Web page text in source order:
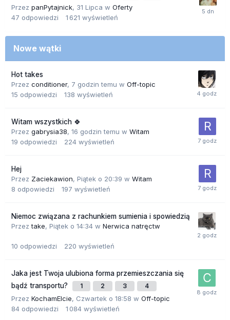
Przez panPytajnick, 31 Lipca w Oferty
47 odpowiedzi 1 621 wyświetleń
Nowe wątki
Hot takes
Przez conditioner, 7 godzin temu w Off-topic
15 odpowiedzi 138 wyświetleń
Witam wszystkich 🍀
Przez gabrysia38, 16 godzin temu w Witam
19 odpowiedzi 224 wyświetleń
Hej
Przez Zaciekawion, Piątek o 20:39 w Witam
8 odpowiedzi 197 wyświetleń
Niemoc związana z rachunkiem sumienia i spowiedzią
Przeztake, Piątek o 14:34 w Nerwica natręctw
10 odpowiedzi 220 wyświetleń
Jaka jest Twoja ulubiona forma przemieszczania się
bądź transportu?
1 2 3 4
Przez KochamElcie, Czwartek o 18:58 w Off-topic
84 odpowiedzi 1 084 wyświetleń